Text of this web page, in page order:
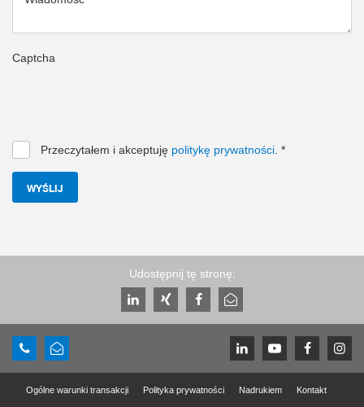
Captcha
Przeczytałem i akceptuję politykę prywatności *
WYŚLIJ
Udostępnij tę stronę:
Ogólne warunki transakcji Polityka prywatności Nadrukiem Kontakt